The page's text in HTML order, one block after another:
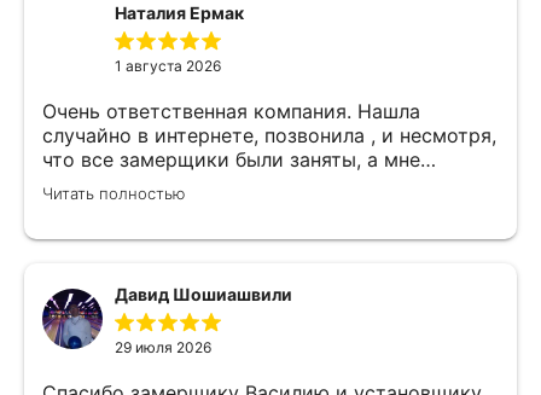
Наталия Ермак
1 августа 2026
Очень ответственная компания. Нашла
случайно в интернете, позвонила , и несмотря,
что все замерщики были заняты, а мне
улетать, очень оперативно помогли. Был
замерщик Денис, потрясающий парень, все
Читать полностью
Давид Шошиашвили
29 июля 2026